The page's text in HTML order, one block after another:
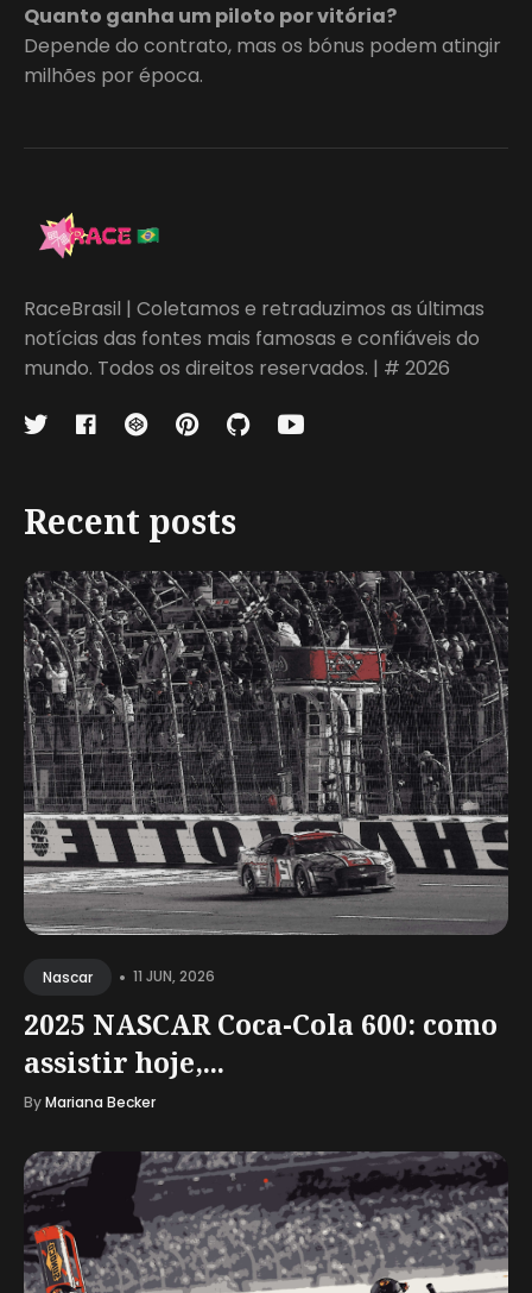
Quanto ganha um piloto por vitória?
Depende do contrato, mas os bónus podem atingir
milhões por época.
RaceBrasil | Coletamos e retraduzimos as últimas
notícias das fontes mais famosas e confiáveis do
mundo. Todos os direitos reservados. | # 2026
Recent posts
Nascar • 11 JUN, 2026
2025 NASCAR Coca-Cola 600: como
assistir hoje,...
ByMariana Becker